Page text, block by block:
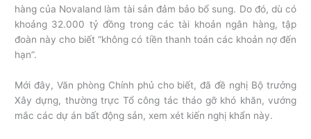
hàng của Novaland làm tài sản đảm bảo bổ sung. Do đó, dù có
khoảng 32.000 tỷ đồng trong các tài khoản ngân hàng, tập
đoàn này cho biết “không có tiền thanh toán các khoản nợ đến
hạn”.
Mới đây, Văn phòng Chính phủ cho biết, đã đề nghị Bộ trưởng
Xây dựng, thường trực Tổ công tác tháo gỡ khó khăn, vướng
mắc các dự án bất động sản, xem xét kiến nghị khẩn này.